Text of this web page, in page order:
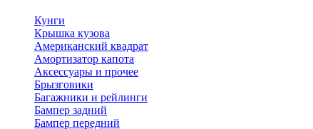
Кунги
Крышка кузова
Американский квадрат
Амортизатор капота
Аксессуары и прочее
Брызговики
Багажники и рейлинги
Бампер задний
Бампер передний